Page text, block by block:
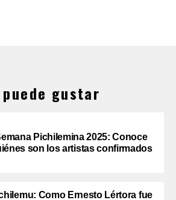
gustar
Pichilemina 2025: Conoce
son los artistas confirmados
Como Ernesto Lértora fue